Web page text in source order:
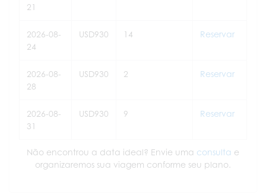
21
2026-08-
24
USD930 14 Reservar
2026-08-
28
USD930 2 Reservar
2026-08-
31
USD930 9 Reservar
Não encontrou a data ideal? Envie uma consulta e
organizaremos sua viagem conforme seu plano.